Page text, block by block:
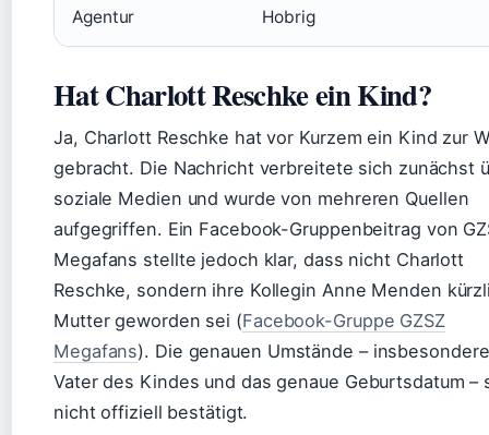
Agentur Hobrig
Hat Charlott Reschke ein Kind?
Ja, Charlott Reschke hat vor Kurzem ein Kind zur
gebracht. Die Nachricht verbreitete sich zunächst
soziale Medien und wurde von mehreren Quellen
aufgegriffen. Ein Facebook-Gruppenbeitrag von
Megafans stellte jedoch klar, dass nicht Charlott
Reschke, sondern ihre Kollegin Anne Menden
Mutter geworden sei (Facebook-Gruppe GZSZ
Megafans). Die genauen Umstände –
Vater des Kindes und das genaue Geburtsdatum –
nicht offiziell bestätigt.